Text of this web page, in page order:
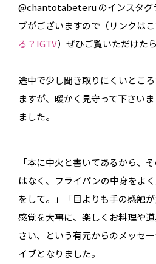
@chantotabeteru のインスタグ
ブがございますので（リンクは
る？IGTV）ぜひご覧いただけた
途中で少し聞き取りにくいとこ
ますが、暖かく見守って下さい
ました。
「本に中火と書いてあるから、
はなく、フライパンの中身をよ
をして。」「目よりも手の感触
感覚を大事に、楽しくお料理や
さい、という有元からのメッセ
イブとなりました。